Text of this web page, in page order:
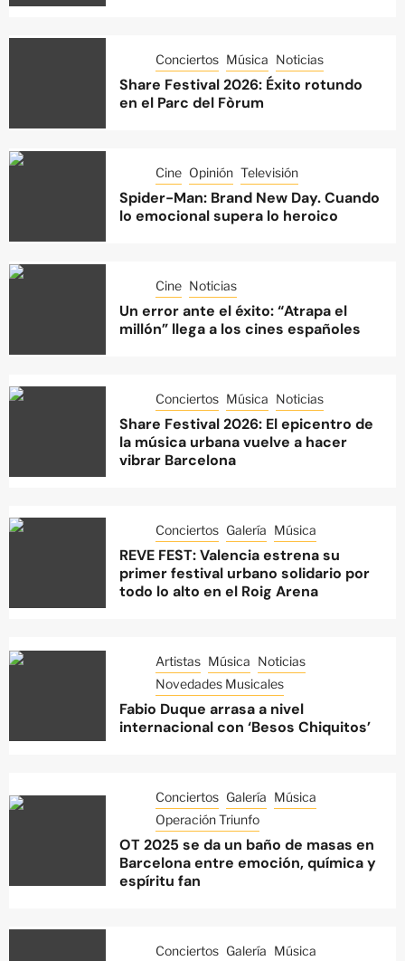
Conciertos Música Noticias
Share Festival 2026: Éxito rotundo
en el Parc del Fòrum
Cine Opinión Televisión
Spider-Man: Brand New Day. Cuando
lo emocional supera lo heroico
Cine Noticias
Un error ante el éxito: “Atrapa el
millón” llega a los cines españoles
Conciertos Música Noticias
Share Festival 2026: El epicentro de
la música urbana vuelve a hacer
vibrar Barcelona
Conciertos Galería Música
REVE FEST: Valencia estrena su
primer festival urbano solidario por
todo lo alto en el Roig Arena
Artistas Música Noticias
Novedades Musicales
Fabio Duque arrasa a nivel
internacional con ‘Besos Chiquitos’
Conciertos Galería Música
Operación Triunfo
OT 2025 se da un baño de masas en
Barcelona entre emoción, química y
espíritu fan
Conciertos Galería Música